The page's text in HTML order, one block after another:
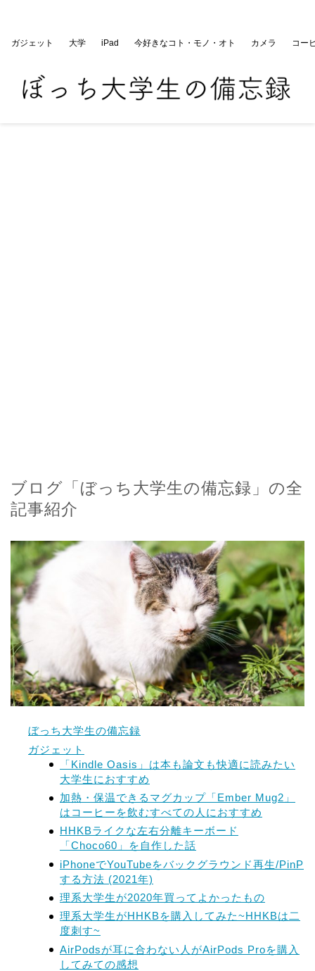
ガジェット 大学 iPad 今好きなコト・モノ・オト カメラ コー
ブログ「ぼっち大学生の備忘録」の全
記事紹介
ぼっち大学生の備忘録
ガジェット
「Kindle Oasis」は本も論文も快適に読みたい
大学生におすすめ
加熱・保温できるマグカップ「Ember Mug2」
はコーヒーを飲むすべての人におすすめ
HHKBライクな左右分離キーボード
「Choco60」を自作した話
iPhoneでYouTubeをバックグラウンド再生/PinP
する方法 (2021年)
理系大学生が2020年買ってよかったもの
理系大学生がHHKBを購入してみた~HHKBは二
度刺す~
AirPodsが耳に合わない人がAirPods Proを購入
してみての感想